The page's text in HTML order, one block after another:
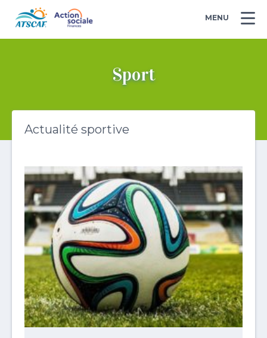
MENU
Sport
Actualité sportive